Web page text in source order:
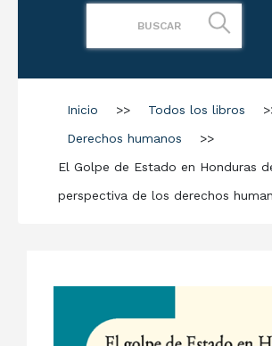
Inicio >> Todos los libros
Derechos humanos
>>
El Golpe de Estado en Honduras
perspectiva de los derechos